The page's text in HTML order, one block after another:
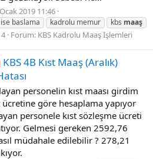
2019 11:46
baslama kadrolu memur kbs maaş
Forum: KBS Kadrolu Maaş İşlemleri
KBS 4B Kıst Maaş (Aralık)
personelin kıst maası girdim
göre hesaplama yapıyor
personele kıst sözleşme ücreti
Gelmesi gereken 2592,76
müdahale edilebilir ? 278,21